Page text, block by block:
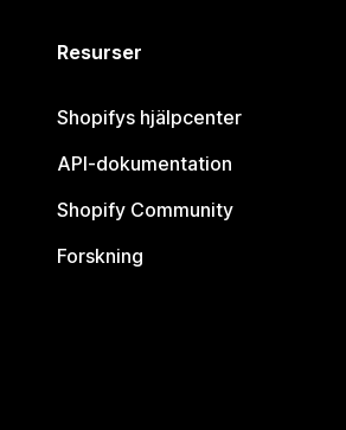
Resurser
Shopifys hjälpcenter
API-dokumentation
Shopify Community
Forskning